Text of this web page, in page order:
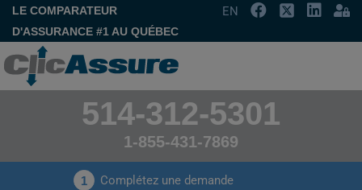
LE COMPARATEUR
D'ASSURANCE #1 AU QUÉBEC
EN
514-312-5301
1-855-431-7869
1 Complétez une demande